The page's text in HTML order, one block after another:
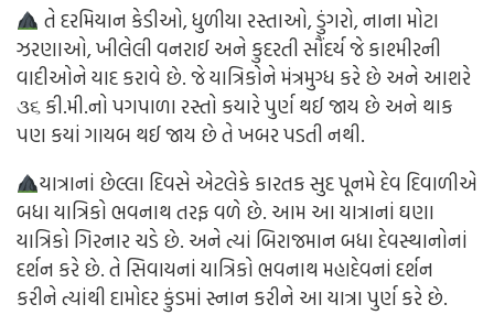
તે દરમિયાન કેડીઓ, ધુળીયા રસ્તાઓ, ડુંગરો, નાના મોટા
ઝરણાઓ, ખીલેલી વનરાઈ અને કુદરતી સૌંદર્ય જે કાશ્મીરની
વાદીઓને યાદ કરાવે છે. જે યાત્રિકોને મંત્રમુગ્ધ કરે છે અને આશરે
૩૬ કી.મી.નો પગપાળા રસ્તો કયારે પુર્ણ થઈ જાય છે અને થાક
પણ કયાં ગાયબ થઈ જાય છે તે ખબર પડતી નથી.
યાત્રાનાં છેલ્લા દિવસે એટલેકે કારતક સુદ પૂનમે દેવ દિવાળીએ
બધા યાત્રિકો ભવનાથ તરફ વળે છે. આમ આ યાત્રાનાં ઘણા
યાત્રિકો ગિરનાર ચડે છે. અને ત્યાં બિરાજમાન બધા દેવસ્થાનોનાં
દર્શન કરે છે. તે સિવાયનાં યાત્રિકો ભવનાથ મહાદેવનાં દર્શન
કરીને ત્યાંથી દામોદર કુંડમાં સ્નાન કરીને આ યાત્રા પુર્ણ કરે છે.